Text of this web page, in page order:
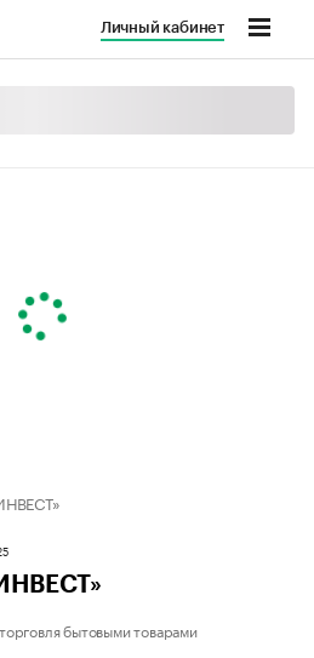
Личный кабинет
бытовыми товарами